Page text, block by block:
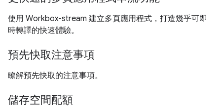
使用 Workbox-stream 建立多頁應用程式，打造幾乎可即
時轉譯的快速體驗。
預先快取注意事項
瞭解預先快取的注意事項。
儲存空間配額